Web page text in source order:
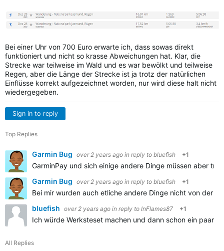
Bei einer Uhr von 700 Euro erwarte ich, dass sowas direkt
funktioniert und nicht so krasse Abweichungen hat. Klar, die
Strecke war teilweise im Wald und es war bewölkt und teilweise
Regen, aber die Länge der Strecke ist ja trotz der natürlichen
Einflüsse korrekt aufgezeichnet worden, nur wird diese halt nicht
wiedergegeben.
Sign in to reply
Top Replies
Garmin Bug over 2 years ago in reply to bluefish +1
GarminPay und sich einige andere Dinge müssen aber
Garmin Bug over 2 years ago in reply to bluefish +1
Bei mir wurden auch etliche andere Dinge nicht von der
bluefish over 2 years ago in reply to InFlames87 +1
Ich würde Werksteset machen und dann schon ein paar
All Replies